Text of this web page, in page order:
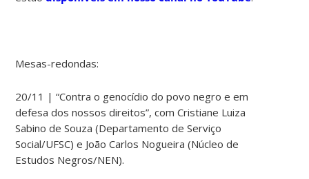
Mesas-redondas:
20/11 | “Contra o genocídio do povo negro e em
defesa dos nossos direitos”, comCristiane Luiza
Sabino de Souza(Departamento de Serviço
Social/UFSC)e João Carlos Nogueira (Núcleo de
Estudos Negros/NEN).